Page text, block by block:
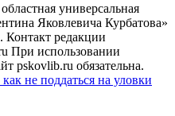
универсальная
Яковлевича Курбатова»
редакции
При использовании
pskovlib.ru обязательна.
не поддаться на уловки